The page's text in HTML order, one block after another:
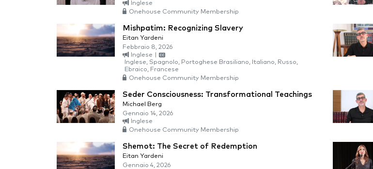
Inglese
Onehouse Community Membership
Mishpatim: Recognizing Slavery
Eitan Yardeni
Febbraio 8, 2026
Inglese
Inglese, Spagnolo, Portoghese Brasiliano, Italiano, Russo,
Ebraico, Francese
Onehouse Community Membership
Seder Consciousness: Transformational Teachings
Michael Berg
Gennaio 14, 2026
Inglese
Onehouse Community Membership
Shemot: The Secret of Redemption
Eitan Yardeni
Gennaio 4, 2026